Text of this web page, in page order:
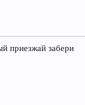
приезжай забери